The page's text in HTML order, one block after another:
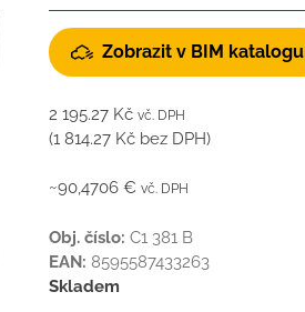
Zobrazit v BIM katalogu
2 195.27 Kč vč. DPH
(1 814.27 Kč bez DPH)
~90,4706 € vč. DPH
Obj. číslo: C1 381 B
EAN: 8595587433263
Skladem